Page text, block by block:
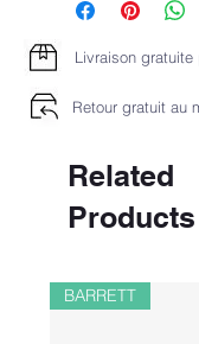
Livraison gratuite
Retour gratuit au
Related
Products
BARRETT